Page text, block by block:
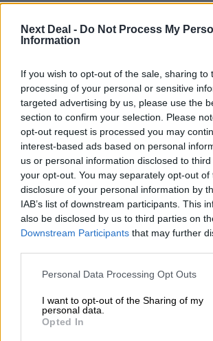
Next Deal - Do Not Process My
Information
If you wish to opt-out of the sale, sharing to
processing of your personal or sensitive
targeted advertising by us, please use the
section to confirm your selection. Please
opt-out request is processed you may
interest-based ads based on personal
us or personal information disclosed to
your opt-out. You may separately opt-out of
disclosure of your personal information by
IAB’s list of downstream participants. This
also be disclosed by us to third parties on
Downstream Participants that may further
Personal Data Processing Opt Outs
I want to opt-out of the Sharing of my
personal data.
Opted In
06.08.2026 - 08:40
ελληνικές τράπεζες «πρωταθλήτριες» στα
Βαρδινογιάννη- Εξάρχου και ο
ΔΕΗ
Randy Schekman, Νομπελίστας Ιατρικής:
μπορεί να έχουμε θεραπεία που αναστέλλει
Πάρκινσον»
05.08.2026 - 12:33
Ε.Ε και παράνομη μετανάστευση: προτάσεις
παρονομαστή το κοινό συμφέρον
Αντώνης Βουκλαρής - «ΕΡΡΙΚΟΣ ΝΤΥΝΑΝ»
05.08.2026 - 11:30
Η νέα εποχή στην εκπαίδευση των
διαμεσολαβητών